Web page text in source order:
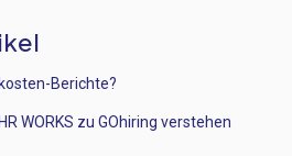
Berichte?
WORKS zu GOhiring verstehen